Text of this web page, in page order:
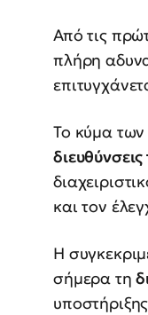
Από τις
πλήρη
Το κύμα των
και τον
Η
σήμερα τη